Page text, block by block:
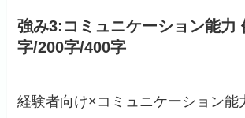
強み3:コミュニケーション能力
字/200字/400字
経験者向け×コミュニケーション能